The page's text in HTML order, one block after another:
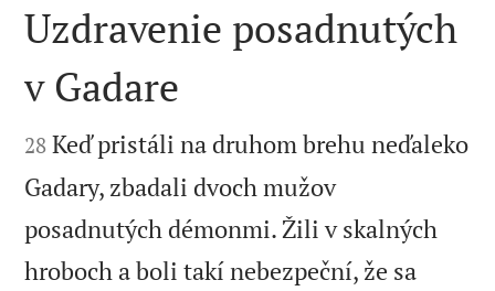

Uzdravenie posadnutých
v Gadare

28 Keď pristáli na druhom brehu neďaleko
Gadary, zbadali dvoch mužov
posadnutých démonmi. Žili v skalných
hroboch a boli takí nebezpeční, že sa